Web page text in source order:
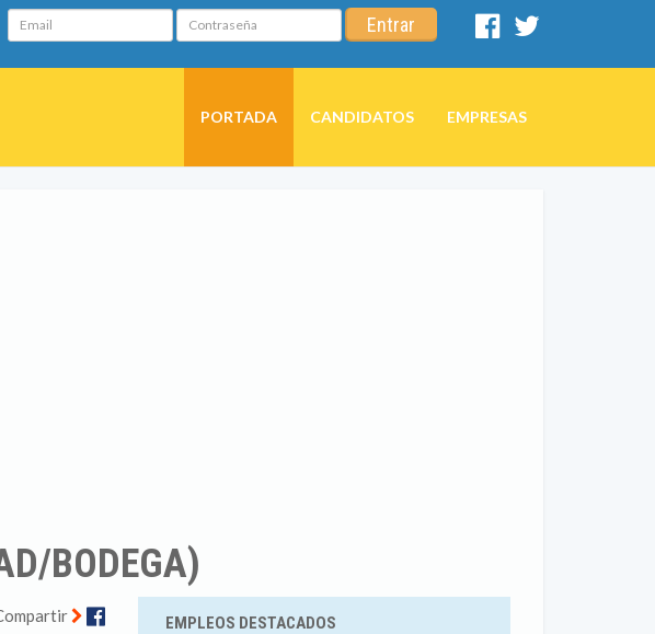
Email Contraseña Entrar
Facebook
PORTADA CANDIDATOS EMPRESAS
BODEGA)
FacebookEMPLEOS DESTACADOS